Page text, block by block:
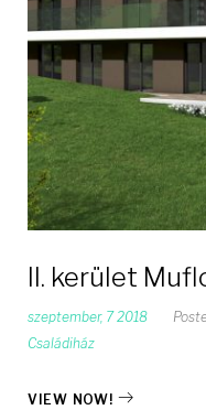
II. kerület
szeptember, 7 2018
Családiház
VIEW NOW!